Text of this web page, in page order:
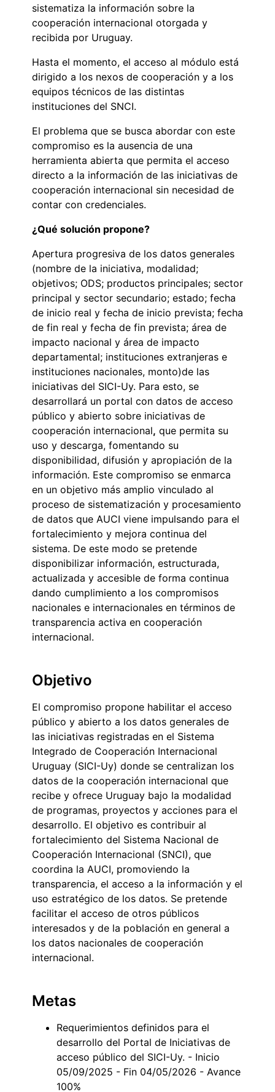
sistematiza la información sobre la
cooperación internacional otorgada y
recibida por Uruguay.
Hasta el momento, el acceso al módulo está
dirigido a los nexos de cooperación y a los
equipos técnicos de las distintas
instituciones del SNCI.
El problema que se busca abordar con este
compromiso es la ausencia de una
herramienta abierta que permita el acceso
directo a la información de las iniciativas de
cooperación internacional sin necesidad de
contar con credenciales.
¿Qué solución propone?
Apertura progresiva de los datos generales
(nombre de la iniciativa, modalidad;
objetivos; ODS; productos principales; sector
principal y sector secundario; estado; fecha
de inicio real y fecha de inicio prevista; fecha
de fin real y fecha de fin prevista; área de
impacto nacional y área de impacto
departamental; instituciones extranjeras e
instituciones nacionales, monto)de las
iniciativas del SICI-Uy. Para esto, se
desarrollará un portal con datos de acceso
público y abierto sobre iniciativas de
cooperación internacional, que permita su
uso y descarga, fomentando su
disponibilidad, difusión y apropiación de la
información. Este compromiso se enmarca
en un objetivo más amplio vinculado al
proceso de sistematización y procesamiento
de datos que AUCI viene impulsando para el
fortalecimiento y mejora continua del
sistema. De este modo se pretende
disponibilizar información, estructurada,
actualizada y accesible de forma continua
dando cumplimiento a los compromisos
nacionales e internacionales en términos de
transparencia activa en cooperación
internacional.
Objetivo
El compromiso propone habilitar el acceso
público y abierto a los datos generales de
las iniciativas registradas en el Sistema
Integrado de Cooperación Internacional
Uruguay (SICI-Uy) donde se centralizan los
datos de la cooperación internacional que
recibe y ofrece Uruguay bajo la modalidad
de programas, proyectos y acciones para el
desarrollo. El objetivo es contribuir al
fortalecimiento del Sistema Nacional de
Cooperación Internacional (SNCI), que
coordina la AUCI, promoviendo la
transparencia, el acceso a la información y el
uso estratégico de los datos. Se pretende
facilitar el acceso de otros públicos
interesados y de la población en general a
los datos nacionales de cooperación
internacional.
Metas
Requerimientos definidos para el
desarrollo del Portal de Iniciativas de
acceso público del SICI-Uy. - Inicio
05/09/2025 - Fin 04/05/2026 - Avance
100%